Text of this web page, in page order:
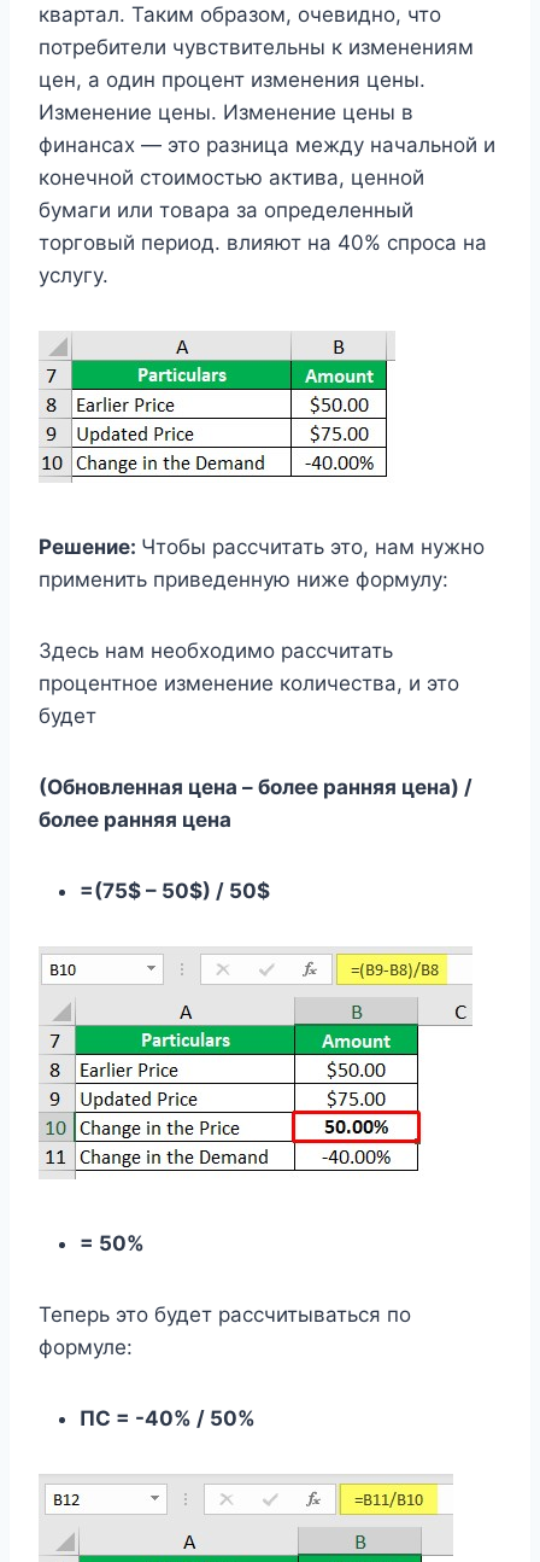
квартал. Таким образом, очевидно, что
потребители чувствительны к изменениям
цен, а один процент изменения цены.
Изменение цены. Изменение цены в
финансах — это разница между начальной и
конечной стоимостью актива, ценной
бумаги или товара за определенный
торговый период. влияют на 40% спроса на
услугу.
Решение: Чтобы рассчитать это, нам нужно
применить приведенную ниже формулу:
Здесь нам необходимо рассчитать
процентное изменение количества, и это
будет
(Обновленная цена – более ранняя цена) /
более ранняя цена
=(75$ – 50$) / 50$
= 50%
Теперь это будет рассчитываться по
формуле:
ПС = -40% / 50%